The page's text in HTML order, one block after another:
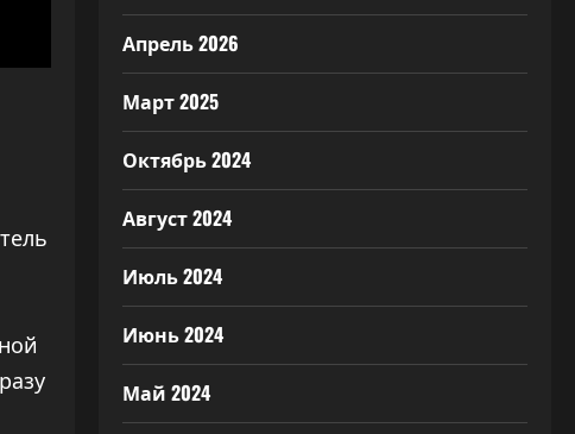
Апрель 2026
Март 2025
Октябрь 2024
Август 2024
Июль 2024
Июнь 2024
Май 2024